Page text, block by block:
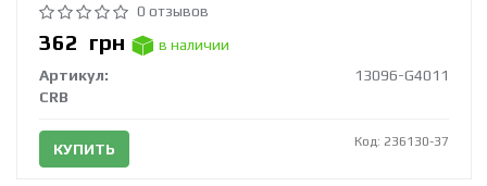
0 отзывов
362 грн
в наличии
Артикул:
13096-G4011
CRB
КУПИТЬ Код: 236130-37